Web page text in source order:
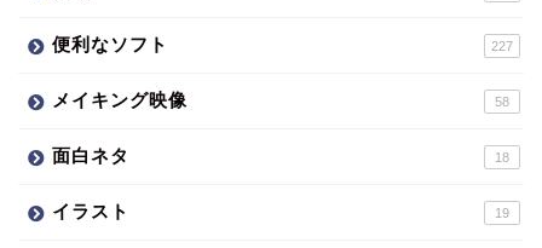
便利なソフト 227
メイキング映像 58
面白ネタ 18
イラスト 19